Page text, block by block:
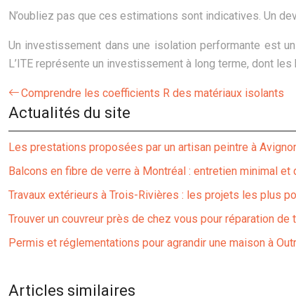
N’oubliez pas que ces estimations sont indicatives. Un
Un investissement dans une isolation performante est
L’ITE représente un investissement à long terme, dont
Comprendre les coefficients R des matériaux isolants
Actualités du site
Les prestations proposées par un artisan peintre à
Balcons en fibre de verre à Montréal : entretien minimal et
Travaux extérieurs à Trois-Rivières : les projets les plus
Trouver un couvreur près de chez vous pour réparation de
Permis et réglementations pour agrandir une maison à
Articles similaires